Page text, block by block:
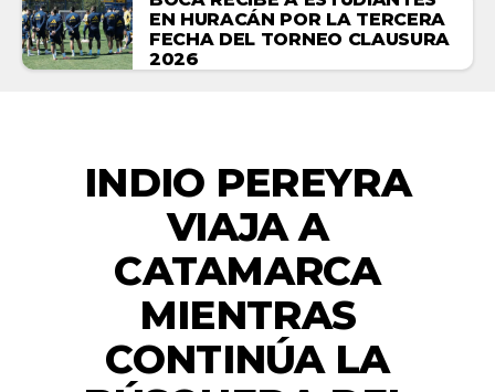
EN HURACÁN POR LA TERCERA
FECHA DEL TORNEO CLAUSURA
2026
INDIO PEREYRA
VIAJA A
CATAMARCA
MIENTRAS
CONTINÚA LA